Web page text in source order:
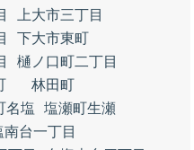
上大市三丁目
下大市東町
樋ノ口町二丁目
林田町
名塩
塩瀬町生瀬
南台一丁目